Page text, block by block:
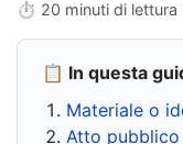
⏱ 20 minuti di lettura
📋 In questa
Materiale o
Atto